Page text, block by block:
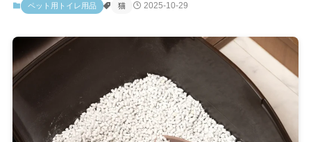
ペット用トイレ用品 猫 2025-10-29